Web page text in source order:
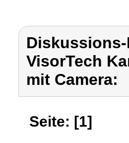
VisorTech
mit Camera:
Seite: [1]